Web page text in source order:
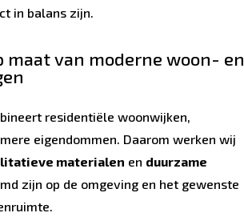
in balans zijn.
maat van moderne woon- en
residentiële woonwijken,
eigendommen. Daarom werken wij
materialen en duurzame
zijn op de omgeving en het gewenste